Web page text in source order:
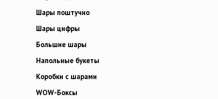
Шары поштучно
Шары цифры
Большие шары
Напольные букеты
Коробки с шарами
WOW-Боксы